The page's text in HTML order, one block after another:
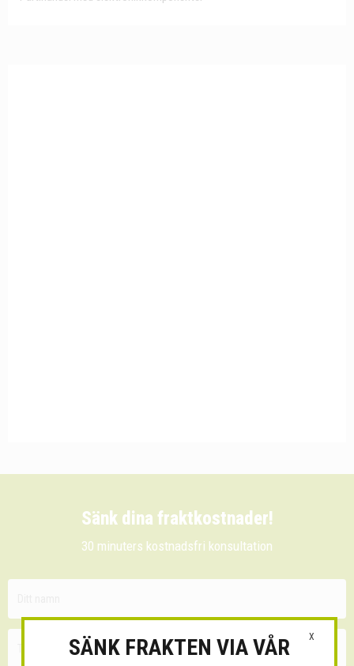
Sänk dina fraktkostnader!
30 minuters kostnadsfri konsultation
X
SÄNK FRAKTEN VIA VÅR